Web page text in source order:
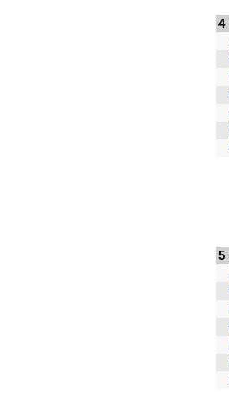
4
5